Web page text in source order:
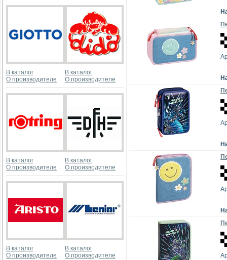
В каталог
О производителе
В каталог
О производителе
В каталог
О производителе
В каталог
О производителе
В каталог
О производителе
В каталог
О производителе